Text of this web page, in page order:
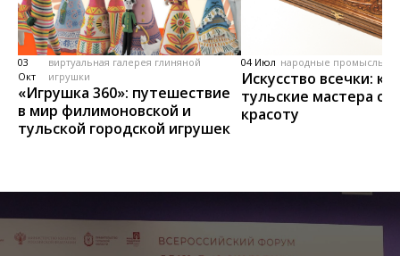
03
Окт
виртуальная галерея глиняной
игрушки
«Игрушка 360»: путешествие
в мир филимоновской и
тульской городской игрушек
04 Июл народные промыслы,
Искусство всечки: как
тульские мастера
красоту